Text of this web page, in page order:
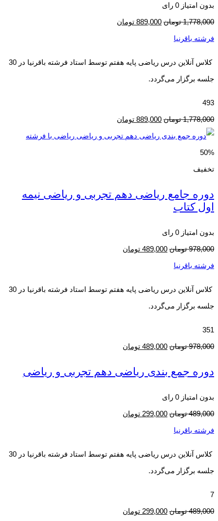
بدون امتیاز 0 رای
1,778,000 تومان 889,000 تومان
فرشته باقرنیا
کلاس آنلاین درس ریاضی پایه هفتم توسط استاد فرشته باقرنیا در 30
جلسه برگزار می‌گردد.
493
1,778,000 تومان 889,000 تومان
50%
تخفیف
دوره جامع ریاضی دهم تجربی و ریاضی نیمه
اول کتاب
بدون امتیاز 0 رای
978,000 تومان 489,000 تومان
فرشته باقرنیا
کلاس آنلاین درس ریاضی پایه هفتم توسط استاد فرشته باقرنیا در 30
جلسه برگزار می‌گردد.
351
978,000 تومان 489,000 تومان
دوره جمع بندی ریاضی دهم تجربی و ریاضی
بدون امتیاز 0 رای
489,000 تومان 299,000 تومان
فرشته باقرنیا
کلاس آنلاین درس ریاضی پایه هفتم توسط استاد فرشته باقرنیا در 30
جلسه برگزار می‌گردد.
7
489,000 تومان 299,000 تومان